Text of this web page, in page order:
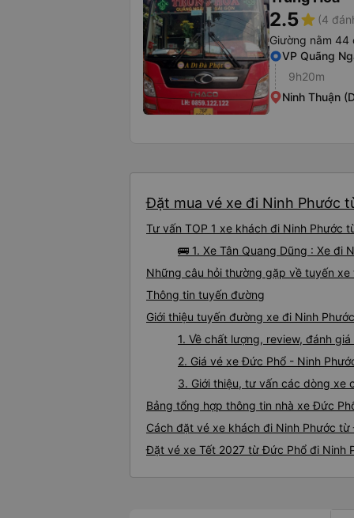
2.5star (4
Giường nằm 44
VP Quãng
9h20m
Ninh Thuận
Đặt mua vé xe đi Ninh Phước
Tư vấn TOP 1 xe khách đi Ninh Phước
🚌 1. Xe Tân Quang Dũng : Xe
Những câu hỏi thường gặp về tuyến
Thông tin tuyến đường
Giới thiệu tuyến đường xe đi Ninh
1. Về chất lượng, review, đánh
2. Giá vé xe Đức Phổ - Ninh
3. Giới thiệu, tư vấn các dòng xe
Bảng tổng hợp thông tin nhà xe Đức
Cách đặt vé xe khách đi Ninh Phước
Đặt vé xe Tết 2027 từ Đức Phổ đi Ninh